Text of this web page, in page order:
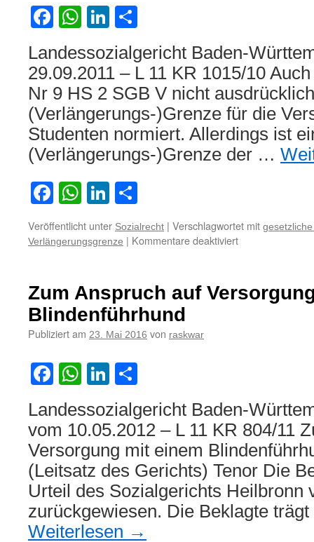
Facebook
WhatsApp
LinkedIn
Landessozialgericht Baden-
29.09.2011 – L 11 KR 1015/10
Nr 9 HS 2 SGB V nicht
(Verlängerungs-)Grenze für die
Studenten normiert. Allerdings ist
(Verlängerungs-)Grenze der …
Facebook
WhatsApp
LinkedIn
Veröffentlicht unter Sozialrecht | Verschlagwortet mit
Verlängerungsgrenze | Kommentare deaktiviertfür
gesetzlichen
Zum Anspruch auf
Blindenführhund
Publiziert am 23. Mai 2016 von raskwar
Facebook
WhatsApp
LinkedIn
Landessozialgericht Baden-
vom 10.05.2012 – L 11 KR 804/11
Versorgung mit einem
(Leitsatz des Gerichts) Tenor Die
Urteil des Sozialgerichts Heilbronn
zurückgewiesen. Die Beklagte
Weiterlesen →